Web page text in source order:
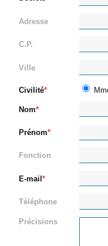
Adresse
C.P.
Ville
Civilité
Nom
Prénom
Fonction
E-mail
Téléphone
Précisions